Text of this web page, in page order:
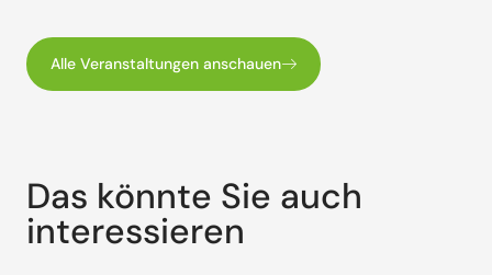
Alle Veranstaltungen anschauen
Das könnte Sie auch
interessieren